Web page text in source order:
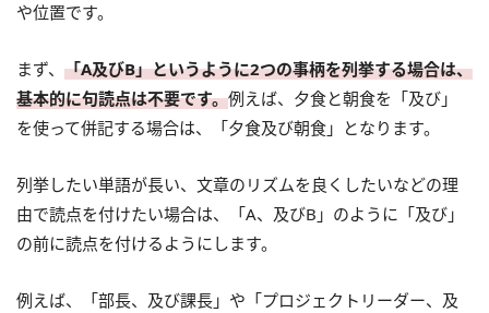
や位置です。
まず、 「A及びB」というように2つの事柄を列挙する場合は、
基本的に句読点は不要です。例えば、夕食と朝食を「及び」
を使って併記する場合は、「夕食及び朝食」となります。
列挙したい単語が長い、文章のリズムを良くしたいなどの理
由で読点を付けたい場合は、「A、及びB」のように「及び」
の前に読点を付けるようにします。
例えば、「部長、及び課長」や「プロジェクトリーダー、及